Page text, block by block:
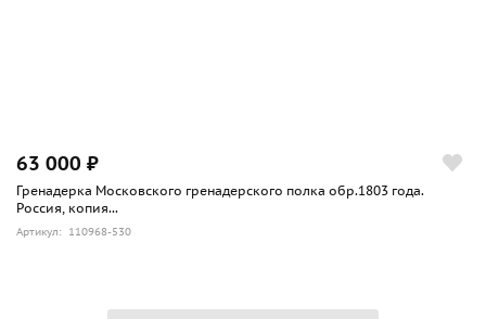
63 000 ₽
Гренадерка Московского гренадерского полка обр.1803 года.
Россия, копия...
Артикул: 110968-530